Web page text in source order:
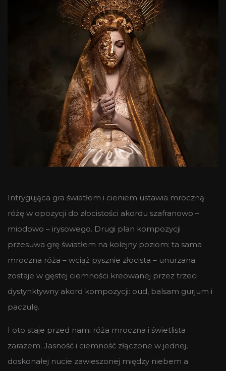
Intrygująca gra światłem i cieniem ustawia mroczną
różę w opozycji do złocistości akordu szafranowo –
miodowo – irysowego. Drugi plan kompozycji
przesuwa grę światłem na kolejny poziom: ta sama
mroczna róża – wciąż pysznie złocista – unurzana
zostaje w gęstej ciemności kreowanej przez trzeci
dystynktywny akord kompozycji: oud, balsam gurjum i
paczulę.
I oto staje przed nami róża mroczna i świetlista
zarazem. Jasność i ciemność złączone w jednej,
doskonałej nucie zawieszonej między niebem a